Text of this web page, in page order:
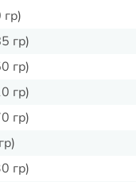
гр)
гр)
гр)
гр)
гр)